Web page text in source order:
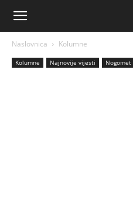
Naslovnica Kolumne
Kolumne Najnovije vijesti Nogomet